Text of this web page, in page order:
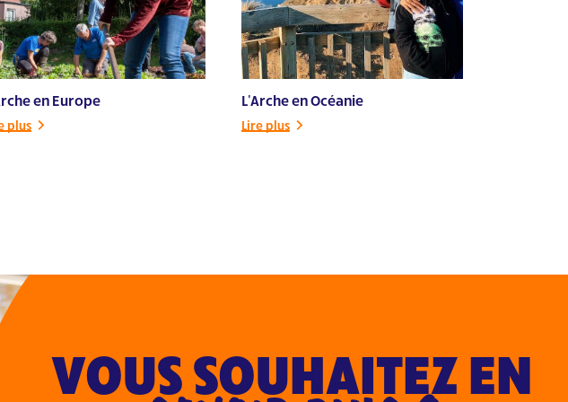
en Europe
plus
L'Arche en Océanie
Lire plus
VOUS SOUHAITEZ EN